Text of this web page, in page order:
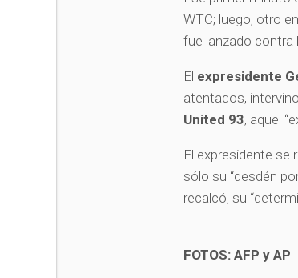
WTC; luego, otro
fue lanzado contra
El expresidente
atentados,
United 93, aquel
El expresidente se
sólo su “desdén
recalcó, su
FOTOS: AFP y AP